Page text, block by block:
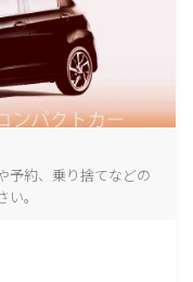
予約、乗り捨てなどの
。